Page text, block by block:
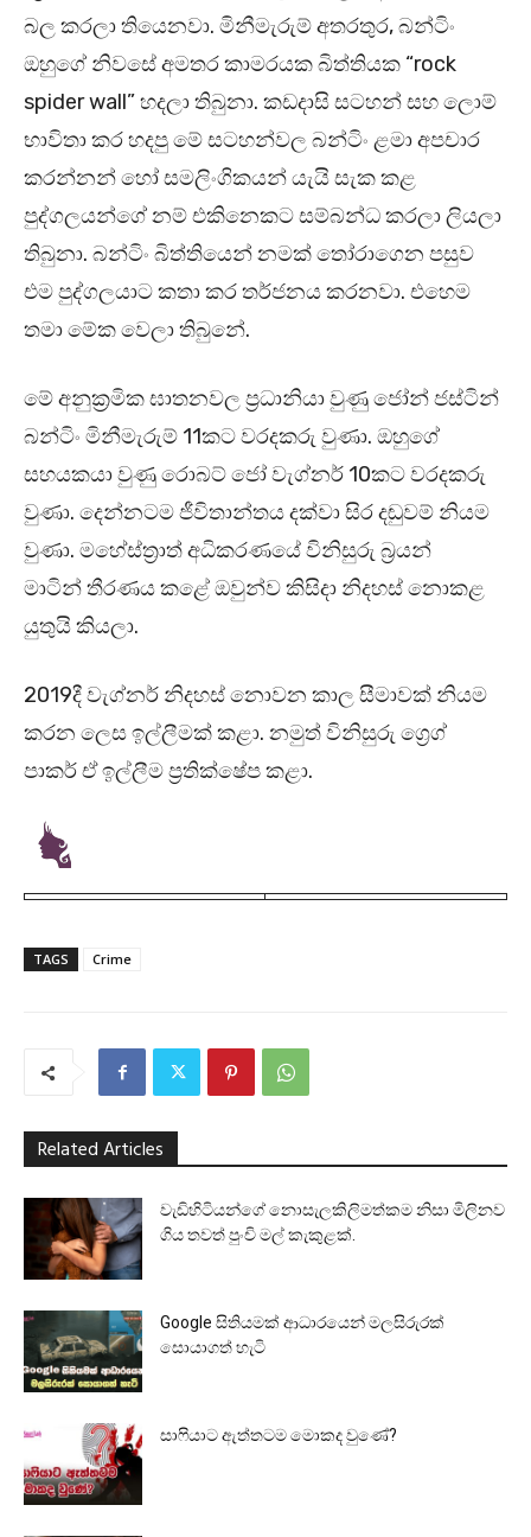
බල කරලා තියෙනවා. මිනීමැරුම් අතරතුර, බන්ටිං
ඔහුගේ නිවසේ අමතර කාමරයක බිත්තියක “rock
spider wall” හදලා තිබුනා. කඩදාසි සටහන් සහ ලොම්
භාවිතා කර හදපු මේ සටහන්වල බන්ටිං ළමා අපචාර
කරන්නන් හෝ සමලිංගිකයන් යැයි සැක කළ
පුද්ගලයන්ගේ නම් එකිනෙකට සම්බන්ධ කරලා ලියලා
තිබුනා. බන්ටිං බිත්තියෙන් නමක් තෝරාගෙන පසුව
එම පුද්ගලයාට කතා කර තර්ජනය කරනවා. එහෙම
තමා මේක වෙලා තිබුනේ.
මේ අනුක්‍රමික ඝාතනවල ප්‍රධානියා වුණු ජෝන් ජස්ටින්
බන්ටිං මිනීමැරුම් 11කට වරදකරු වුණා. ඔහුගේ
සහයකයා වුණු රොබට් ජෝ වැග්නර් 10කට වරදකරු
වුණා. දෙන්නටම ජීවිතාන්තය දක්වා සිර දඬුවම් නියම
වුණා. මහේස්ත්‍රාත් අධිකරණයේ විනිසුරු බ්‍රයන්
මාටින් තීරණය කළේ ඔවුන්ව කිසිදා නිදහස් නොකළ
යුතුයි කියලා.
2019දී වැග්නර් නිදහස් නොවන කාල සීමාවක් නියම
කරන ලෙස ඉල්ලීමක් කළා. නමුත් විනිසුරු ග්‍රෙග්
පාකර් ඒ ඉල්ලීම ප්‍රතික්ෂේප කළා.
TAGS Crime
Related Articles
වැඩිහිටියන්ගේ නොසැලකිලිමත්කම නිසා මිලිනව
ගිය තවත් පුංචි මල් කැකුළක්.
Google සිතියමක් ආධාරයෙන් මලසිරුරක්
සොයාගත් හැටි
සාෆියාට ඇත්තටම මොකද වුණේ?